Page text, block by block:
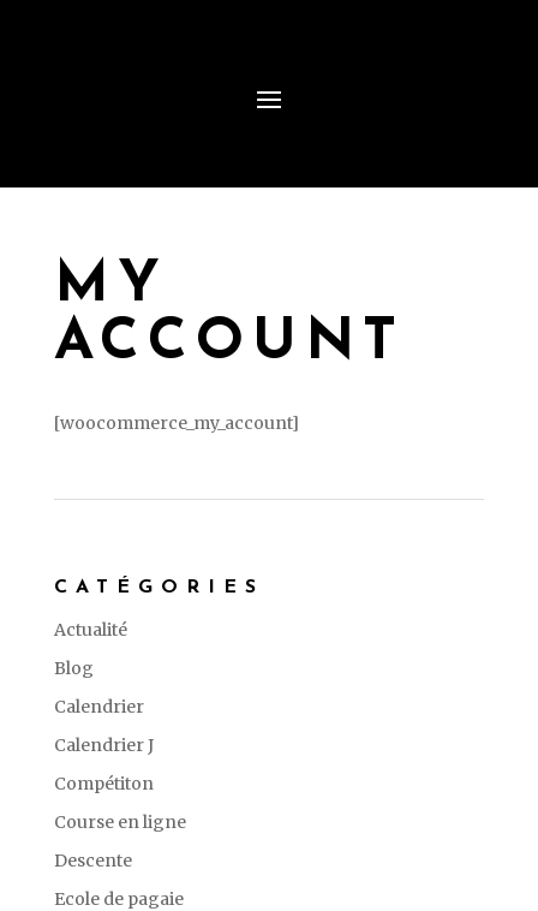
MY
ACCOUNT
[woocommerce_my_account]
CATÉGORIES
Actualité
Blog
Calendrier
Calendrier J
Compétiton
Course en ligne
Descente
Ecole de pagaie